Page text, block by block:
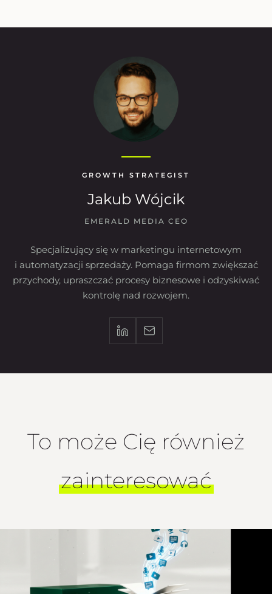
GROWTH STRATEGIST
Jakub Wójcik
EMERALD MEDIA CEO
Specjalizujący się w marketingu internetowym
i automatyzacji sprzedaży. Pomaga firmom zwiększać
przychody, upraszczać procesy biznesowe i odzyskiwać
kontrolę nad rozwojem.
To może Cię również
zainteresować